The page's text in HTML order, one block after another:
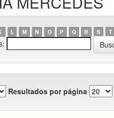
L M N O P Q R S T
Resultados por página